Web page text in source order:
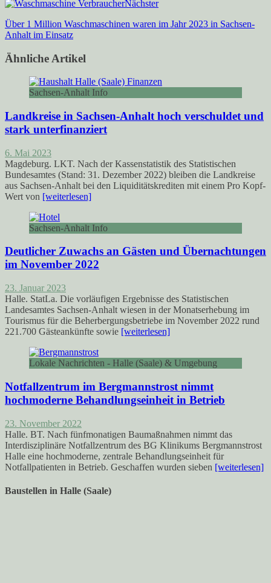
Nächster
Über 1 Million Waschmaschinen waren im Jahr 2023 in Sachsen-
Anhalt im Einsatz
Ähnliche Artikel
Sachsen-Anhalt Info
Landkreise in Sachsen-Anhalt hoch verschuldet und
stark unterfinanziert
6. Mai 2023
Magdeburg. LKT. Nach der Kassenstatistik des Statistischen
Bundesamtes (Stand: 31. Dezember 2022) bleiben die Landkreise
aus Sachsen-Anhalt bei den Liquiditätskrediten mit einem Pro Kopf-
Wert von [weiterlesen]
Sachsen-Anhalt Info
Deutlicher Zuwachs an Gästen und Übernachtungen
im November 2022
23. Januar 2023
Halle. StatLa. Die vorläufigen Ergebnisse des Statistischen
Landesamtes Sachsen-Anhalt wiesen in der Monatserhebung im
Tourismus für die Beherbergungsbetriebe im November 2022 rund
221.700 Gästeankünfte sowie [weiterlesen]
Lokale Nachrichten - Halle (Saale) & Umgebung
Notfallzentrum im Bergmannstrost nimmt
hochmoderne Behandlungseinheit in Betrieb
23. November 2022
Halle. BT. Nach fünfmonatigen Baumaßnahmen nimmt das
Interdisziplinäre Notfallzentrum des BG Klinikums Bergmannstrost
Halle eine hochmoderne, zentrale Behandlungseinheit für
Notfallpatienten in Betrieb. Geschaffen wurden sieben [weiterlesen]
Baustellen in Halle (Saale)